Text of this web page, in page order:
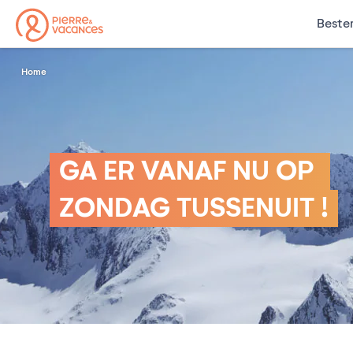
Home
GA ER VANAF NU OP
ZONDAG TUSSENUIT !